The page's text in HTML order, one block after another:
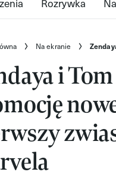
Na ekranie
i